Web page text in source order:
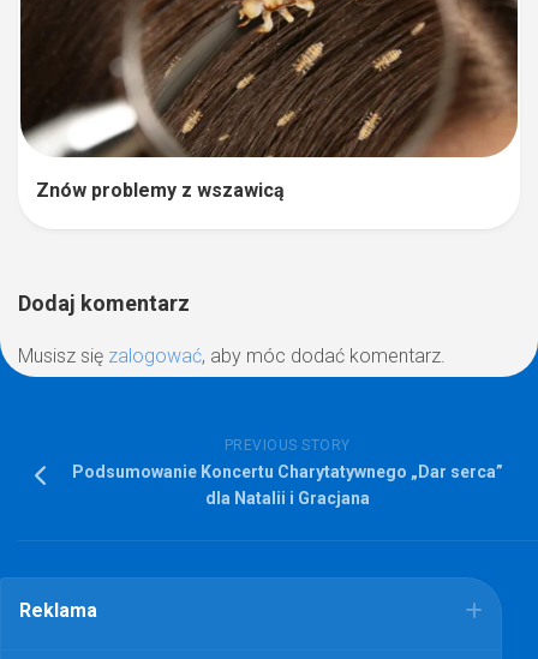
Znów problemy z wszawicą
Dodaj komentarz
Musisz się zalogować, aby móc dodać komentarz.
PREVIOUS STORY
Podsumowanie Koncertu Charytatywnego „Dar serca”
dla Natalii i Gracjana
Reklama